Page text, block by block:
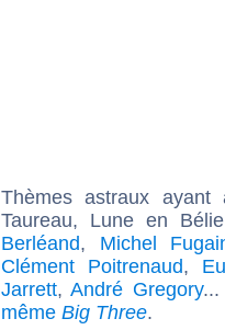
Thèmes astraux
Taureau, Lune en
Berléand, Michel
Clément Poitrenaud,
Jarrett,André Gregory
même Big Three.